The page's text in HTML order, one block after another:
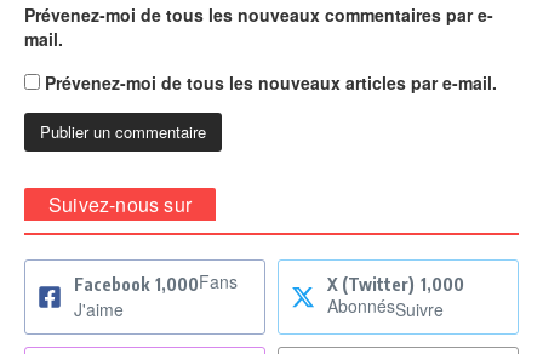
Prévenez-moi de tous les nouveaux commentaires par e-
mail.
Prévenez-moi de tous les nouveaux articles par e-mail.
Suivez-nous sur
Facebook 1,000Fans
J'aime
X (Twitter) 1,000
AbonnésSuivre